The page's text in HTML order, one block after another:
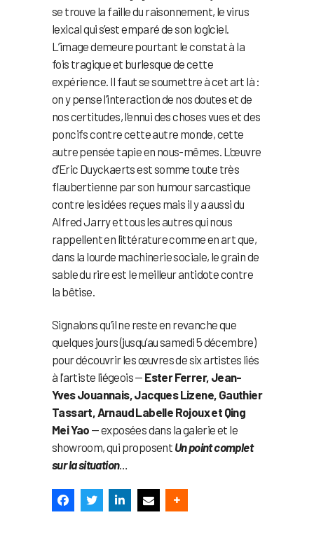
se trouve la faille du raisonnement, le virus
lexical qui s’est emparé de son logiciel.
L’image demeure pourtant le constat à la
fois tragique et burlesque de cette
expérience. Il faut se soumettre à cet art là :
on y pense l’interaction de nos doutes et de
nos certitudes, l’ennui des choses vues et des
poncifs contre cette autre monde, cette
autre pensée tapie en nous-mêmes. L’œuvre
d’Eric Duyckaerts est somme toute très
flaubertienne par son humour sarcastique
contre les idées reçues mais il y a aussi du
Alfred Jarry et tous les autres qui nous
rappellent en littérature comme en art que,
dans la lourde machinerie sociale, le grain de
sable du rire est le meilleur antidote contre
la bêtise.
Signalons qu’il ne reste en revanche que
quelques jours (jusqu’au samedi 5 décembre)
pour découvrir les œuvres de six artistes liés
à l’artiste liégeois — Ester Ferrer, Jean-
Yves Jouannais, Jacques Lizene, Gauthier
Tassart, Arnaud Labelle Rojoux et Qing
Mei Yao — exposées dans la galerie et le
showroom, qui proposent Un point complet
sur la situation…